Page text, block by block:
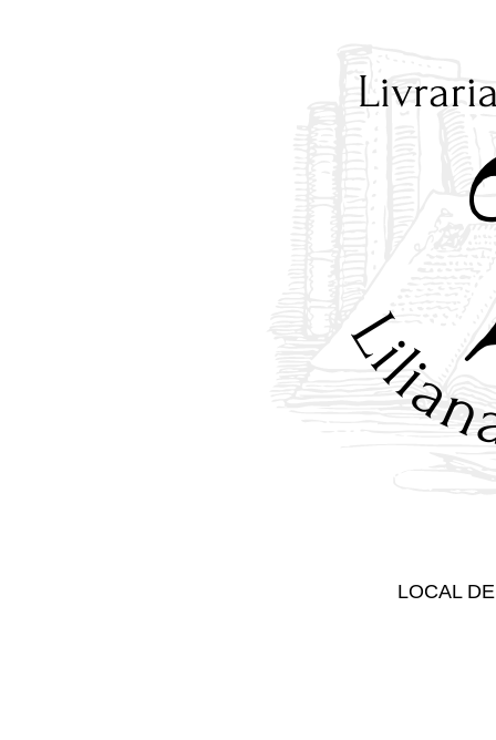
LOCAL